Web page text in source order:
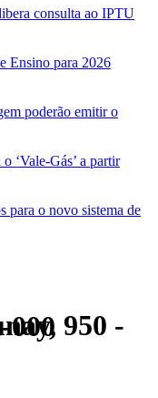
consulta ao IPTU
Ensino para 2026
poderão emitir o
‘Vale-Gás’ a partir
para o novo sistema de
000